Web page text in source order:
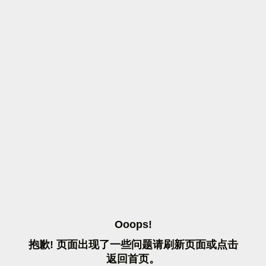
OOOPS!
抱歉! 页面出现了一些问题请刷 新页面或点击
返 回首页。